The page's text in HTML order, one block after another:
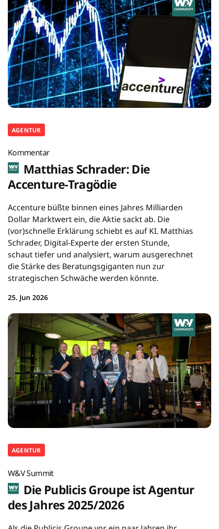
AGENTUR
Kommentar
Matthias Schrader: Die
Accenture-Tragödie
Accenture büßte binnen eines Jahres Milliarden
Dollar Marktwert ein, die Aktie sackt ab. Die
(vor)schnelle Erklärung schiebt es auf KI. Matthias
Schrader, Digital-Experte der ersten Stunde,
schaut tiefer und analysiert, warum ausgerechnet
die Stärke des Beratungsgiganten nun zur
strategischen Schwäche werden könnte.
25. Jun 2026
AGENTUR
W&V Summit
Die Publicis Groupe ist Agentur
des Jahres 2025/2026